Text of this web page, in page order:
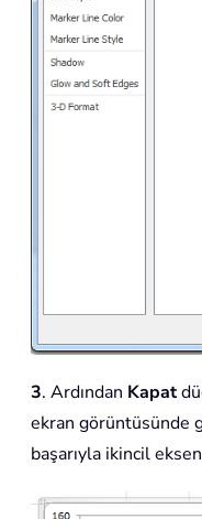
3. Ardından Kapat
ekran görüntüsünde
başarıyla ikincil